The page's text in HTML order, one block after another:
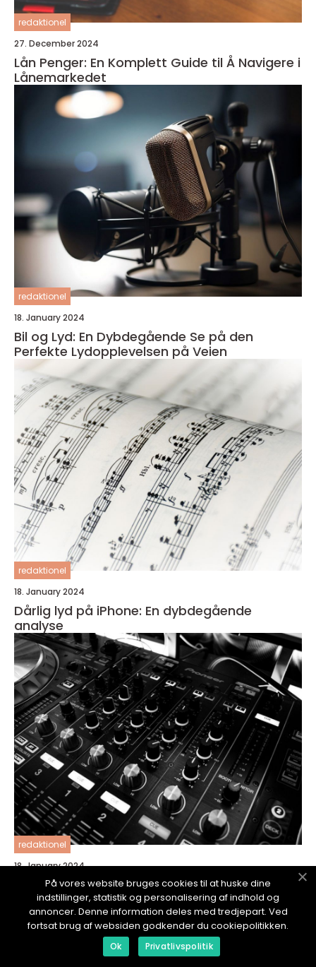
redaktionel
27. December 2024
Lån Penger: En Komplett Guide til Å Navigere i
Lånemarkedet
redaktionel
18. January 2024
Bil og Lyd: En Dybdegående Se på den
Perfekte Lydopplevelsen på Veien
redaktionel
18. January 2024
Dårlig lyd på iPhone: En dybdegående
analyse
redaktionel
18. January 2024
Hvorfor din iPhone ikke ringer med lyd og
hvordan du kan løse problemet
På vores website bruges cookies til at huske dine
indstillinger, statistik og personalisering af indhold og
annoncer. Denne information deles med tredjepart. Ved
fortsat brug af websiden godkender du cookiepolitikken.
Ok Privatlivspolitik